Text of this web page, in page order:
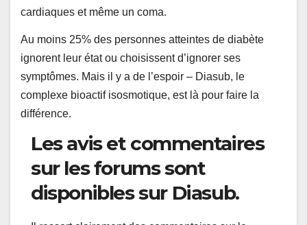
cardiaques et même un coma.
Au moins 25% des personnes atteintes de diabète
ignorent leur état ou choisissent d’ignorer ses
symptômes. Mais il y a de l’espoir – Diasub, le
complexe bioactif isosmotique, est là pour faire la
différence.
Les avis et commentaires
sur les forums sont
disponibles sur Diasub.